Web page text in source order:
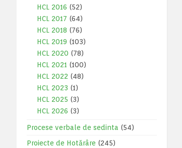
HCL 2016 (52)
HCL 2017 (64)
HCL 2018 (76)
HCL 2019 (103)
HCL 2020 (78)
HCL 2021 (100)
HCL 2022 (48)
HCL 2023 (1)
HCL 2025 (3)
HCL 2026 (3)
Procese verbale de sedinta (54)
Proiecte de Hotărâre (245)